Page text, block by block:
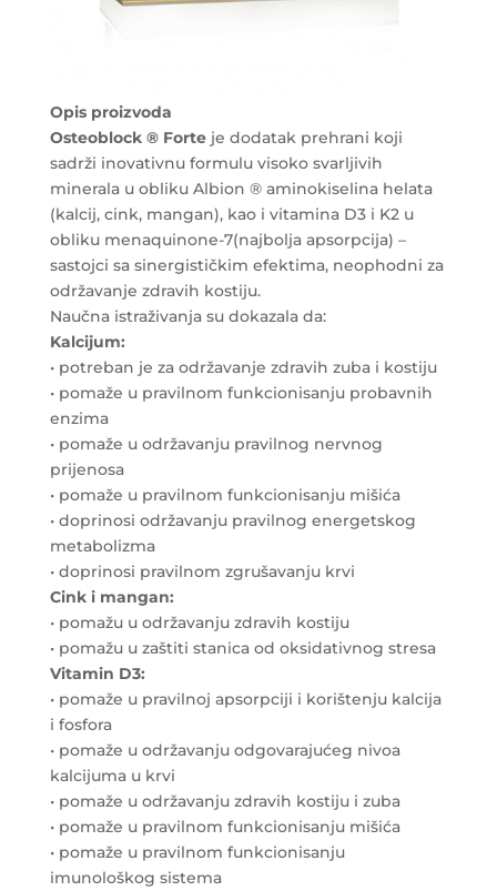
Opis proizvoda
Osteoblock ® Forteje dodatak prehrani koji
sadrži inovativnu formulu visoko svarljivih
minerala u obliku Albion ® aminokiselina helata
(kalcij, cink, mangan), kao i vitamina D3 i K2 u
obliku menaquinone-7(najbolja apsorpcija) –
sastojci sa sinergističkim efektima, neophodni za
održavanje zdravih kostiju.
Naučna istraživanja su dokazala da:
Kalcijum:
• potreban je za održavanje zdravih zuba i kostiju
• pomaže u pravilnom funkcionisanju probavnih
enzima
• pomaže u održavanju pravilnog nervnog
prijenosa
• pomaže u pravilnom funkcionisanju mišića
• doprinosi održavanju pravilnog energetskog
metabolizma
• doprinosi pravilnom zgrušavanju krvi
Cink i mangan:
• pomažu u održavanju zdravih kostiju
• pomažu u zaštiti stanica od oksidativnog stresa
Vitamin D3:
• pomaže u pravilnoj apsorpciji i korištenju kalcija
i fosfora
• pomaže u održavanju odgovarajućeg nivoa
kalcijuma u krvi
• pomaže u održavanju zdravih kostiju i zuba
• pomaže u pravilnom funkcionisanju mišića
• pomaže u pravilnom funkcionisanju
imunološkog sistema